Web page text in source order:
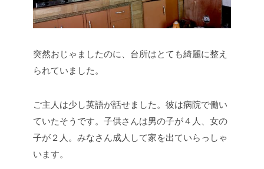
突然おじゃましたのに、台所はとても綺麗に整え
られていました。
ご主人は少し英語が話せました。彼は病院で働い
ていたそうです。子供さんは男の子が４人、女の
子が２人。みなさん成人して家を出ていらっしゃ
います。